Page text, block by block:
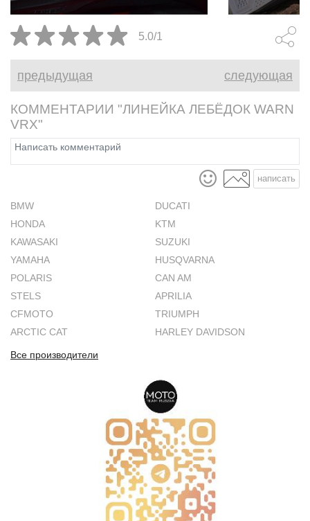
абсолютно реальны и
неоспоримы.
собой
бездорожья.
5.0/1
предыдущая следующая
КОММЕНТАРИИ "ЛИНЕЙКА ЛЕБЁДОК WARN
VRX"
написать
BMW
DUCATI
HONDA
KTM
KAWASAKI
SUZUKI
YAMAHA
HUSQVARNA
POLARIS
CAN AM
STELS
APRILIA
CFMOTO
TRIUMPH
ARCTIC CAT
HARLEY DAVIDSON
Все производители